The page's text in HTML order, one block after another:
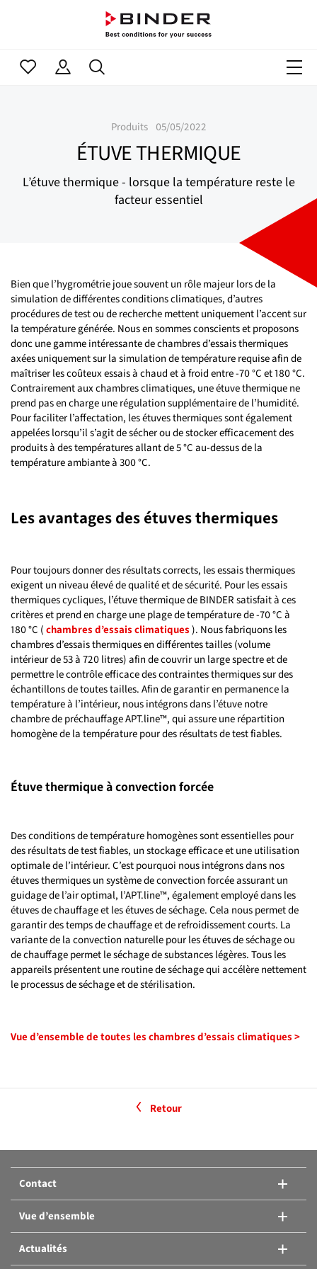
Produits 05/05/2022
ÉTUVE THERMIQUE
L’étuve thermique - lorsque la température reste le
facteur essentiel
Bien que l’hygrométrie joue souvent un rôle majeur lors de la
simulation de différentes conditions climatiques, d’autres
procédures de test ou de recherche mettent uniquement l’accent sur
la température générée. Nous en sommes conscients et proposons
donc une gamme intéressante de chambres d’essais thermiques
axées uniquement sur la simulation de température requise afin de
maîtriser les coûteux essais à chaud et à froid entre -70 °C et 180 °C.
Contrairement aux chambres climatiques, une étuve thermique ne
prend pas en charge une régulation supplémentaire de l’humidité.
Pour faciliter l’affectation, les étuves thermiques sont également
appelées lorsqu’il s’agit de sécher ou de stocker efficacement des
produits à des températures allant de 5 °C au-dessus de la
température ambiante à 300 °C.
Les avantages des étuves thermiques
Pour toujours donner des résultats corrects, les essais thermiques
exigent un niveau élevé de qualité et de sécurité. Pour les essais
thermiques cycliques, l’étuve thermique de BINDER satisfait à ces
critères et prend en charge une plage de température de -70 °C à
180 °C ( chambres d’essais climatiques ). Nous fabriquons les
chambres d’essais thermiques en différentes tailles (volume
intérieur de 53 à 720 litres) afin de couvrir un large spectre et de
permettre le contrôle efficace des contraintes thermiques sur des
échantillons de toutes tailles. Afin de garantir en permanence la
température à l’intérieur, nous intégrons dans l’étuve notre
chambre de préchauffage APT.line™, qui assure une répartition
homogène de la température pour des résultats de test fiables.
Étuve thermique à convection forcée
Des conditions de température homogènes sont essentielles pour
des résultats de test fiables, un stockage efficace et une utilisation
optimale de l’intérieur. C’est pourquoi nous intégrons dans nos
étuves thermiques un système de convection forcée assurant un
guidage de l’air optimal, l’APT.line™, également employé dans les
étuves de chauffage et les étuves de séchage. Cela nous permet de
garantir des temps de chauffage et de refroidissement courts. La
variante de la convection naturelle pour les étuves de séchage ou
de chauffage permet le séchage de substances légères. Tous les
appareils présentent une routine de séchage qui accélère nettement
le processus de séchage et de stérilisation.
Vue d’ensemble de toutes les chambres d’essais climatiques >
Retour
Contact
Vue d’ensemble
Actualités